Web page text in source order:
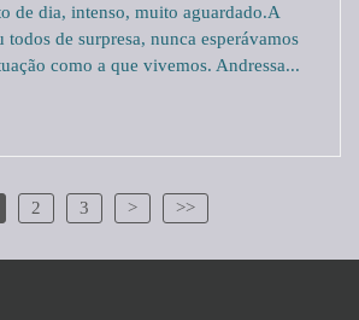
de dia, intenso, muito aguardado.A
todos de surpresa, nunca esperávamos
como a que vivemos. Andressa...
2 3 > >>